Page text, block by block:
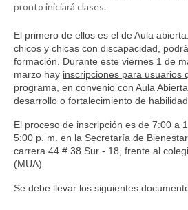
pronto iniciará clases.
El primero de ellos es el de Aula
chicos y chicas con discapacidad,
formación. Durante este viernes 1 de
marzo hay inscripciones para usuarios
programa, en convenio con Aula
desarrollo o fortalecimiento de
El proceso de inscripción es de 7:00 a
5:00 p. m. en la Secretaría de
carrera 44 # 38 Sur - 18, frente al
(MUA).
Se debe llevar los siguientes